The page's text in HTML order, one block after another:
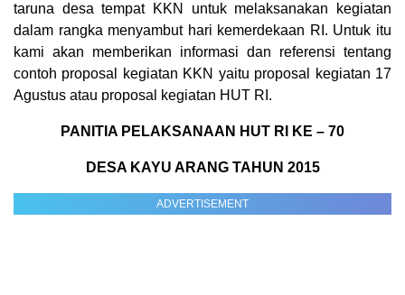
taruna desa tempat KKN untuk melaksanakan kegiatan
dalam rangka menyambut hari kemerdekaan RI. Untuk itu
kami akan memberikan informasi dan referensi tentang
contoh proposal kegiatan KKN yaitu proposal kegiatan 17
Agustus atau proposal kegiatan HUT RI.
PANITIA PELAKSANAAN HUT RI KE – 70
DESA KAYU ARANG TAHUN 2015
ADVERTISEMENT